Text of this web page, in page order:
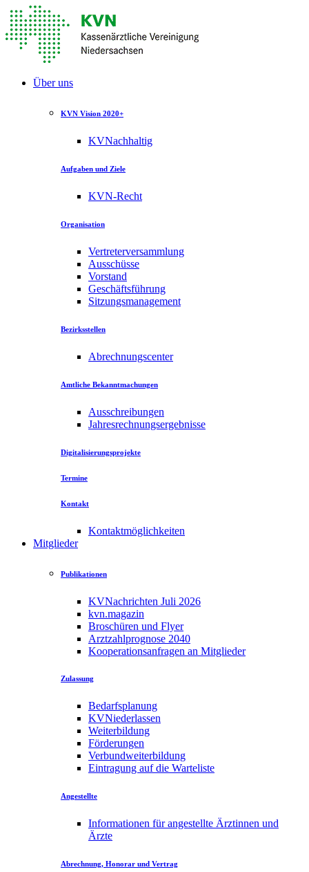
Über uns
KVN Vision 2020+
KVNachhaltig
Aufgaben und Ziele
KVN-Recht
Organisation
Vertreterversammlung
Ausschüsse
Vorstand
Geschäftsführung
Sitzungsmanagement
Bezirksstellen
Abrechnungscenter
Amtliche Bekanntmachungen
Ausschreibungen
Jahresrechnungsergebnisse
Digitalisierungsprojekte
Termine
Kontakt
Kontaktmöglichkeiten
Mitglieder
Publikationen
KVNachrichten Juli 2026
kvn.magazin
Broschüren und Flyer
Arztzahlprognose 2040
Kooperationsanfragen an Mitglieder
Zulassung
Bedarfsplanung
KVNiederlassen
Weiterbildung
Förderungen
Verbundweiterbildung
Eintragung auf die Warteliste
Angestellte
Informationen für angestellte Ärztinnen und
Ärzte
Abrechnung, Honorar und Vertrag